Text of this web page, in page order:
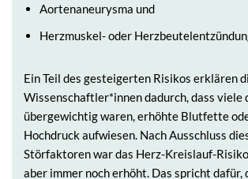
Aortenaneurysma und
Herzmuskel- oder
Ein Teil des gesteigerten Risikos erklären
Wissenschaftler*innen dadurch, dass viele
übergewichtig waren, erhöhte Blutfette
Hochdruck aufwiesen. Nach Ausschluss
Störfaktoren war das Herz-Kreislauf-
aber immer noch erhöht. Das spricht dafür,